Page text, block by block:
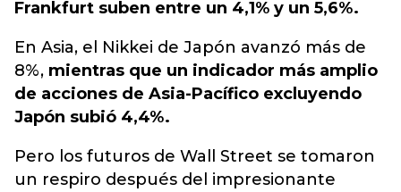
Frankfurt suben entre un 4,1% y un 5,6%.
En Asia, el Nikkei de Japón avanzó más de
8%, mientras que un indicador más amplio
de acciones de Asia-Pacífico excluyendo
Japón subió 4,4%.
Pero los futuros de Wall Street se tomaron
un respiro después del impresionante